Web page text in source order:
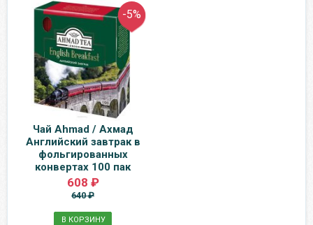
-5%
Чай Ahmad / Ахмад
Английский завтрак в
фольгированных
конвертах 100 пак
608 ₽
640 ₽
В КОРЗИНУ